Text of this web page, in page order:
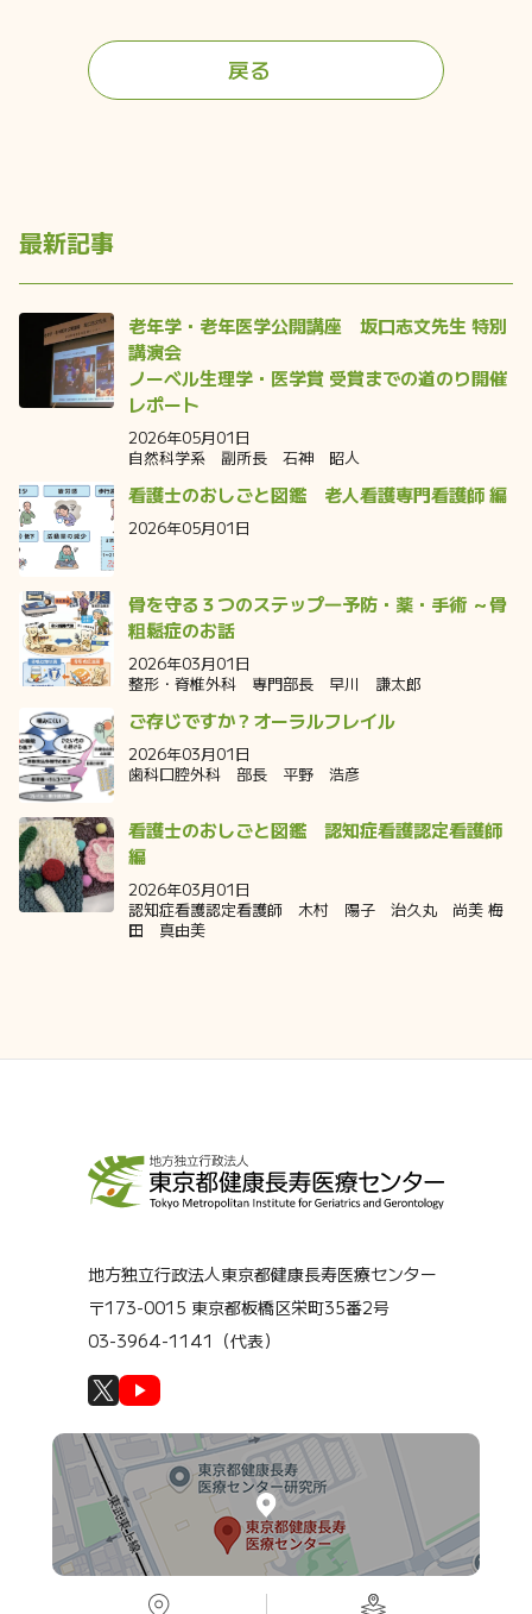
戻る
最新記事
老年学・老年医学公開講座 坂口志文先生 特別
講演会
ノーベル生理学・医学賞 受賞までの道のり開催
レポート
2026年05月01日
自然科学系 副所長 石神 昭人
看護士のおしごと図鑑 老人看護専門看護師 編
2026年05月01日
骨を守る３つのステップ―予防・薬・手術 ～骨
粗鬆症のお話
2026年03月01日
整形・脊椎外科 専門部長 早川 謙太郎
ご存じですか？オーラルフレイル
2026年03月01日
歯科口腔外科 部長 平野 浩彦
看護士のおしごと図鑑 認知症看護認定看護師
編
2026年03月01日
認知症看護認定看護師 木村 陽子 治久丸 尚美 梅
田 真由美
地方独立行政法人東京都健康長寿医療センター
〒173-0015 東京都板橋区栄町35番2号
03-3964-1141（代表）